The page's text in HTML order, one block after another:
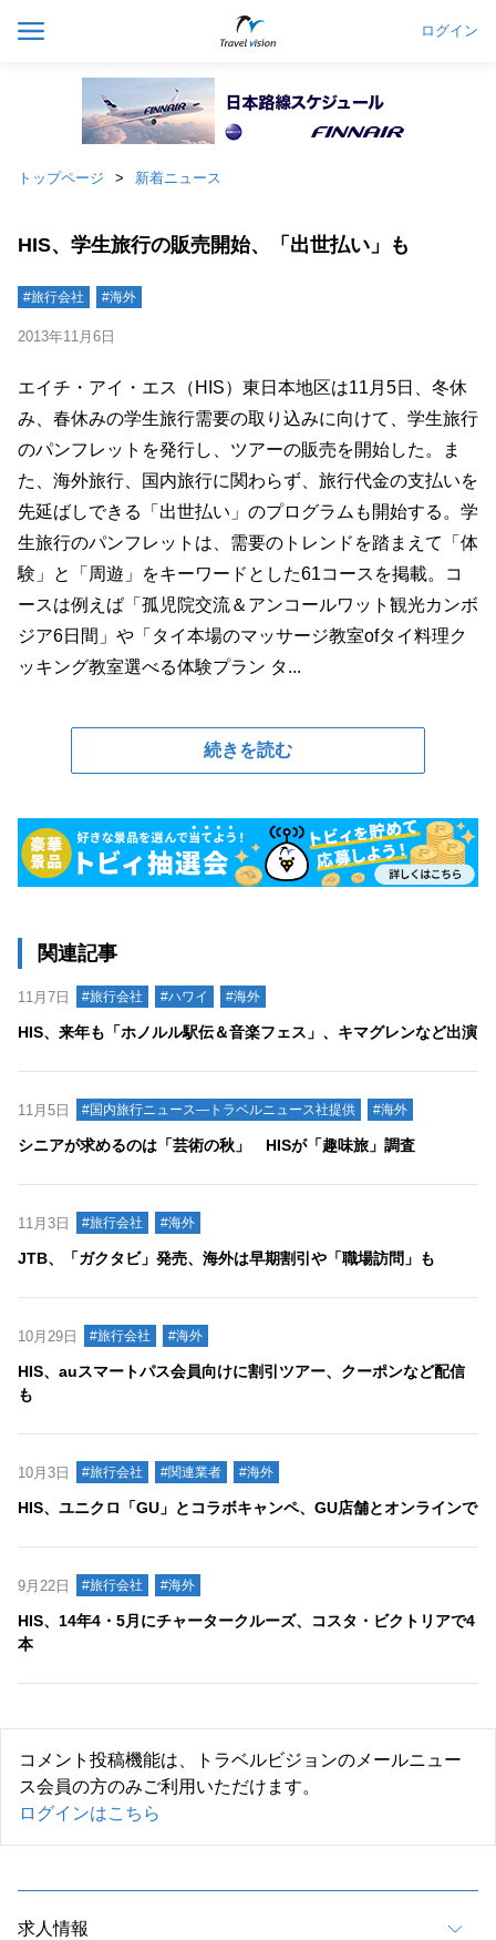
ログイン
トップページ 新着ニュース
HIS、学生旅行の販売開始、「出世払い」も
#旅行会社 #海外
2013年11月6日
エイチ・アイ・エス（HIS）東日本地区は11月5日、冬休
み、春休みの学生旅行需要の取り込みに向けて、学生旅行
のパンフレットを発行し、ツアーの販売を開始した。ま
た、海外旅行、国内旅行に関わらず、旅行代金の支払いを
先延ばしできる「出世払い」のプログラムも開始する。学
生旅行のパンフレットは、需要のトレンドを踏まえて「体
験」と「周遊」をキーワードとした61コースを掲載。コ
ースは例えば「孤児院交流＆アンコールワット観光カンボ
ジア6日間」や「タイ本場のマッサージ教室ofタイ料理ク
ッキング教室選べる体験プラン タ...
続きを読む
関連記事
11月7日 #旅行会社 #ハワイ #海外
HIS、来年も「ホノルル駅伝＆音楽フェス」、キマグレンなど出演
11月5日 #国内旅行ニュース―トラベルニュース社提供 #海外
シニアが求めるのは「芸術の秋」 HISが「趣味旅」調査
11月3日 #旅行会社 #海外
JTB、「ガクタビ」発売、海外は早期割引や「職場訪問」も
10月29日 #旅行会社 #海外
HIS、auスマートパス会員向けに割引ツアー、クーポンなど配信
も
10月3日 #旅行会社 #関連業者 #海外
HIS、ユニクロ「GU」とコラボキャンペ、GU店舗とオンラインで
9月22日 #旅行会社 #海外
HIS、14年4・5月にチャータークルーズ、コスタ・ビクトリアで4
本
コメント投稿機能は、トラベルビジョンのメールニュー
ス会員の方のみご利用いただけます。
ログインはこちら
求人情報